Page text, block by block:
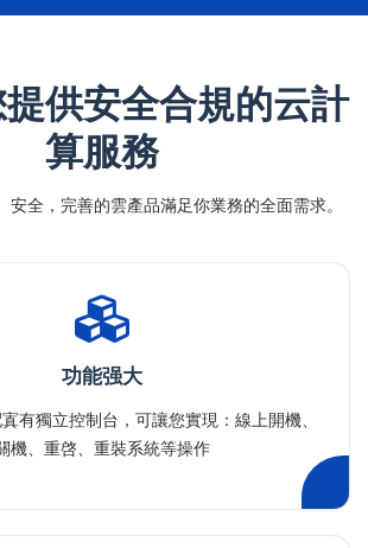
供安全合規的云計
算服務
安全，完善的雲產品滿足你業務的全面需求。
功能强大
有獨立控制台，可讓您實現：線上開機、
機、重啓、重裝系統等操作